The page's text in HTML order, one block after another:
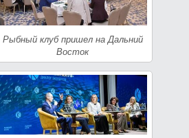
Рыбный клуб пришел на Дальний
Восток